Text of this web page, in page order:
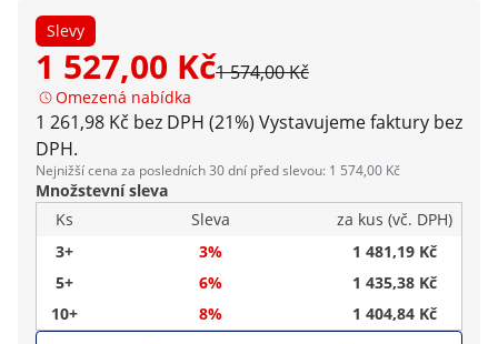
Slevy
1 527,00 Kč1 574,00 Kč
Omezená nabídka
1 261,98 Kč bez DPH (21%) Vystavujeme faktury bez
DPH.
Nejnižší cena za posledních 30 dní před slevou: 1 574,00 Kč
Množstevní sleva
Ks
Sleva
za kus (vč. DPH)
3+
3%
1 481,19 Kč
5+
6%
1 435,38 Kč
10+
8%
1 404,84 Kč